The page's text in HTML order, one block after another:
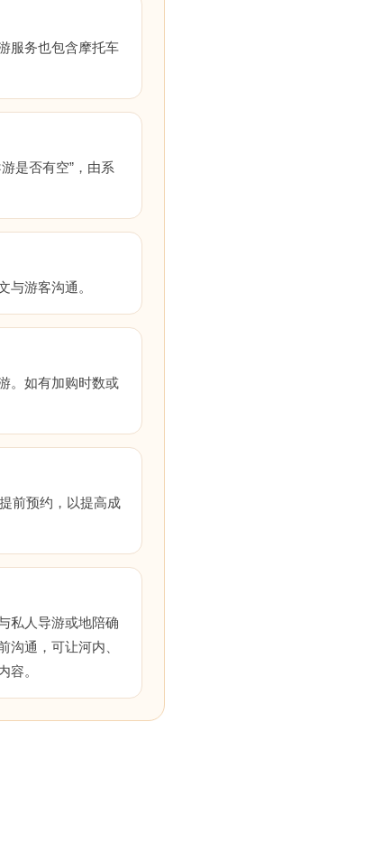
服务也包含摩托车
是否有空”，由系
游客沟通。
。如有加购时数或
前预约，以提高成
私人导游或地陪确
通，可让河内、
容。